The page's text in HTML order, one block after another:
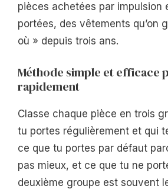
pièces achetées par impulsion
portées, des vêtements qu’on
où » depuis trois ans.
Méthode simple et efficace
rapidement
Classe chaque pièce en trois
tu portes régulièrement et qui
ce que tu portes par défaut
pas mieux, et ce que tu ne
deuxième groupe est souvent